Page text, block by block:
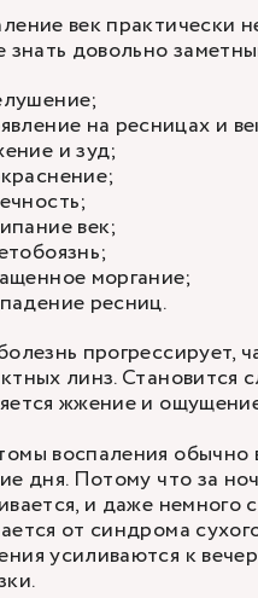
век практически
знать довольно
на ресницах и
и зуд;
век;
моргание;
ресниц.
прогрессирует,
линз. Становится
жжение и
воспаления обычно
дня. Потому что за
и даже немного
от синдрома
усиливаются к